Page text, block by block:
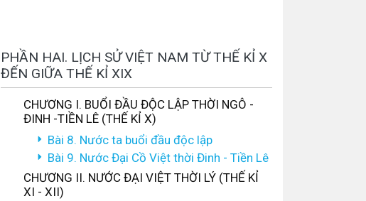
PHẦN HAI. LỊCH SỬ VIỆT NAM TỪ THẾ KỈ X
ĐẾN GIỮA THẾ KỈ XIX
CHƯƠNG I. BUỔI ĐẦU ĐỘC LẬP THỜI NGÔ -
ĐINH -TIỀN LÊ (THẾ KỈ X)
Bài 8. Nước ta buổi đầu độc lập
Bài 9. Nước Đại Cồ Việt thời Đinh - Tiền Lê
CHƯƠNG II. NƯỚC ĐẠI VIỆT THỜI LÝ (THẾ KỈ
XI - XII)